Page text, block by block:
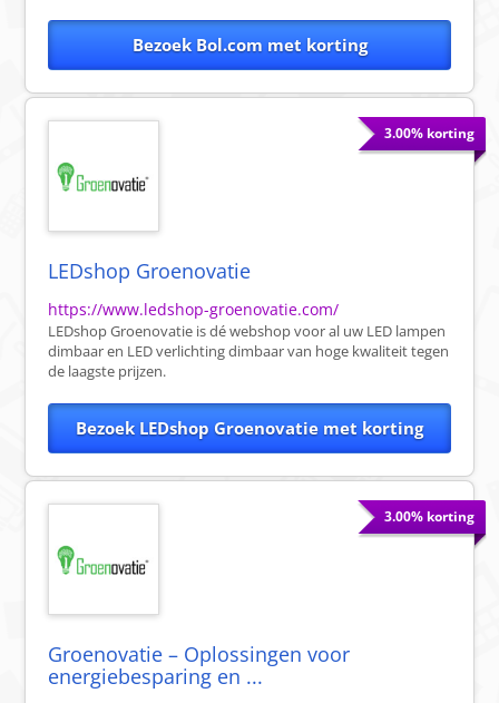
Bezoek Bol.com met korting
3.00% korting
LEDshop Groenovatie
https://www.ledshop-groenovatie.com/
LEDshop Groenovatie is dé webshop voor al uw LED lampen
dimbaar en LED verlichting dimbaar van hoge kwaliteit tegen
de laagste prijzen.
Bezoek LEDshop Groenovatie met korting
3.00% korting
Groenovatie – Oplossingen voor
energiebesparing en ...